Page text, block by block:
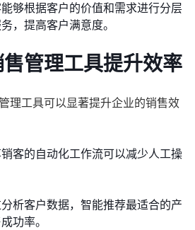
够根据客户的价值和需求进行分层
，提高客户满意度。
管理工具提升效率
理工具可以显著提升企业的销售效
销客的自动化工作流可以减少人工操
析客户数据，智能推荐最适合的产
功率。